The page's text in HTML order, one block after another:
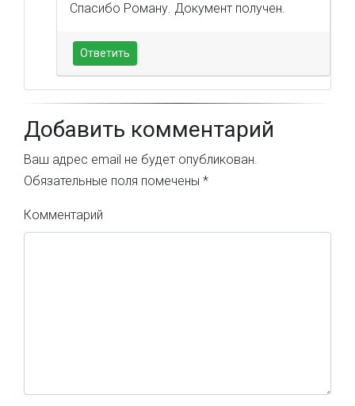
Спасибо Роману. Документ получен.
Ответить
Добавить комментарий
Ваш адрес email не будет опубликован.
Обязательные поля помечены *
Комментарий